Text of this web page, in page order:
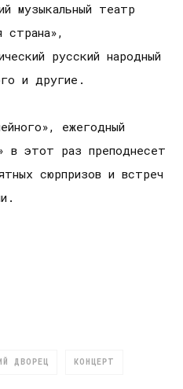
музыкальный театр
страна»,
русский народный
и другие.
ежегодный
в этот раз преподнесет
сюрпризов и встреч
ДВОРЕЦ КОНЦЕРТ